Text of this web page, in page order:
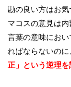
勘の良い方はお
マコスの意見は
言葉の意味にお
ればならないのに
正」という逆理